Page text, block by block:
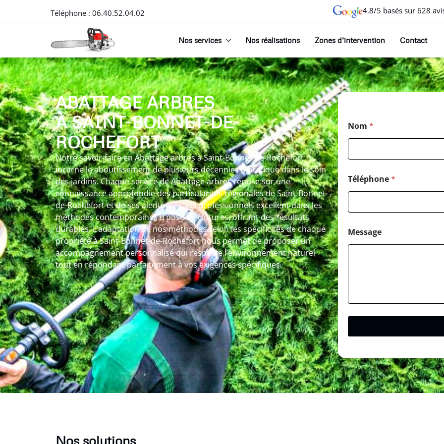
Téléphone : 06.40.52.04.02 4.8/5 basés sur 628
Nos services Nos réalisations Zones d’intervention Contact
ABATTAGE ARBRES
À SAINT-BONNET-DE-
ROCHEFORT
Notre savoir-faire en Abattage arbres à Saint-Bonnet-de-Rochefort
incarne le aboutissement de plusieurs décennies d’pratique dans le soin
des jardins. Chaque service de Abattage arbres repose sur une
connaissance approfondie des particularités régionales de Saint-Bonnet-
de-Rochefort et de ses alentours. Nos professionnels excellent dans les
méthodes contemporaines d’pose de clôtures, offrant des résultats
durables. L’adaptation de nos méthodes selon les spécificités de chaque
propriété à Saint-Bonnet-de-Rochefort nous permet de proposer un
accompagnement personnalisé qui respecte l’environnement naturel
tout en répondant parfaitement à vos exigences spécifiques.
Nom *
Téléphone*
Message
Nos solutions